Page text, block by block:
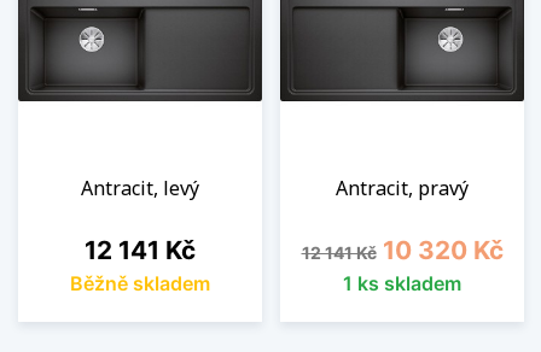
Antracit, levý
Cena
12 141 Kč
Běžně skladem
Antracit, pravý
Běžná cena
12 141 Kč Cena
10 320 Kč
1 ks skladem